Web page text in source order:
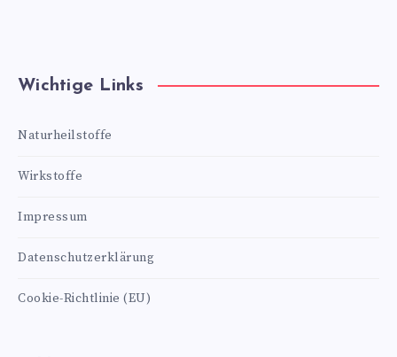
Wichtige Links
Naturheilstoffe
Wirkstoffe
Impressum
Datenschutzerklärung
Cookie-Richtlinie (EU)